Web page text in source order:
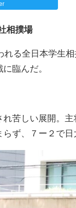
相撲場
れる全日本学生
臨んだ。
苦しい展開。
ず、７ー２で